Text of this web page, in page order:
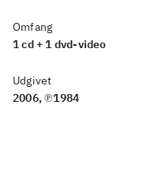
Omfang
1 cd + 1 dvd-video
Udgivet
2006, ℗1984